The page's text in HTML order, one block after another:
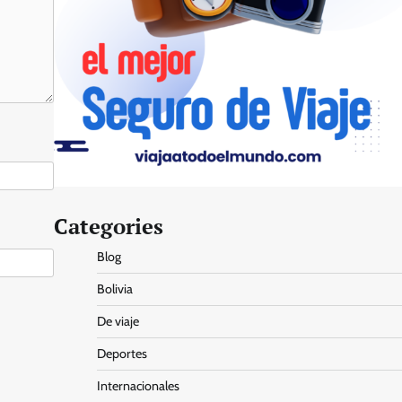
Categories
Blog
Bolivia
De viaje
Deportes
Internacionales